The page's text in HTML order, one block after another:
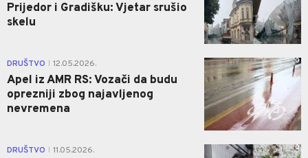
Prijedor i Gradišku: Vjetar srušio
skelu
DRUŠTVO 12.05.2026.
Apel iz AMR RS: Vozači da budu
oprezniji zbog najavljenog
nevremena
0
DRUŠTVO 11.05.2026. 0